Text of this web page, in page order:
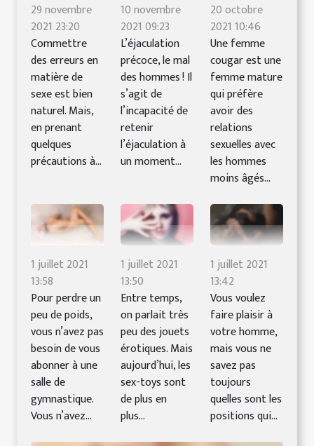
29 novembre
2021 23:20
Commettre
des erreurs en
matière de
sexe est bien
naturel. Mais,
en prenant
quelques
précautions à...
10 novembre
2021 09:23
L’éjaculation
précoce, le mal
des hommes ! Il
s’agit de
l’incapacité de
retenir
l’éjaculation à
un moment...
20 octobre
2021 10:46
Une femme
cougar est une
femme mature
qui préfère
avoir des
relations
sexuelles avec
les hommes
moins âgés...
1 juillet 2021
13:58
Pour perdre un
peu de poids,
vous n’avez pas
besoin de vous
abonner à une
salle de
gymnastique.
Vous n’avez...
1 juillet 2021
13:50
Entre temps,
on parlait très
peu des jouets
érotiques. Mais
aujourd’hui, les
sex-toys sont
de plus en
plus...
1 juillet 2021
13:42
Vous voulez
faire plaisir à
votre homme,
mais vous ne
savez pas
toujours
quelles sont les
positions qui...